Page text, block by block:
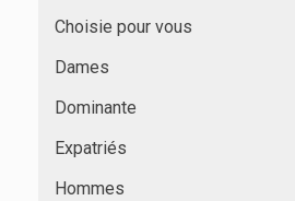
Choisie pour vous
Dames
Dominante
Expatriés
Hommes